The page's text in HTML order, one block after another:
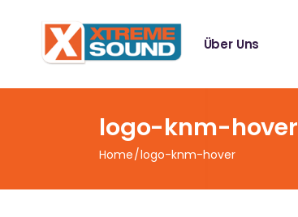
Über Uns
logo-knm-hover
Home logo-knm-hover